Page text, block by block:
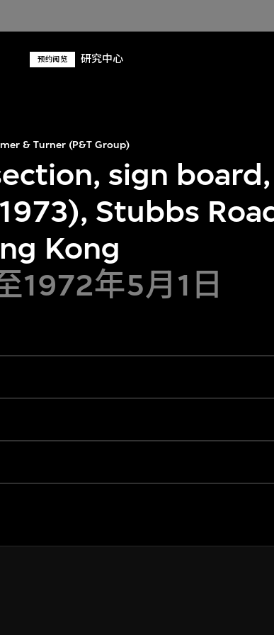
预约阅览 研究中心
& Turner (P&T Group)
sign
Stubbs
Kong
1972年5月1日